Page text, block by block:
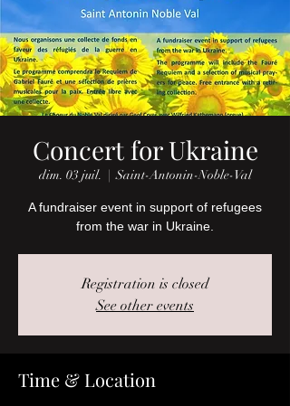
Concert for Ukraine
dim. 03 juil.
  |
Saint-Antonin-Noble-Val
A fundraiser event in support of refugees
from the war in Ukraine.
Registration is closed
See other events
Time & Location